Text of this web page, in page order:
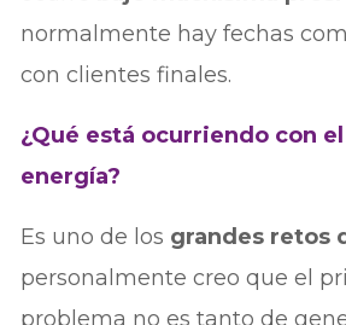
normalmente hay fechas
con clientes finales.
¿Qué está ocurriendo con
energía?
Es uno de los grandes retos
personalmente creo que el
problema no es tanto de